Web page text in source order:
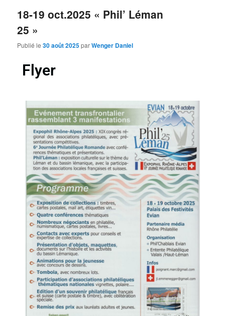
18-19 oct.2025 « Phil’ Léman
25 »
Publié le30 août 2025parWenger Daniel
Flyer